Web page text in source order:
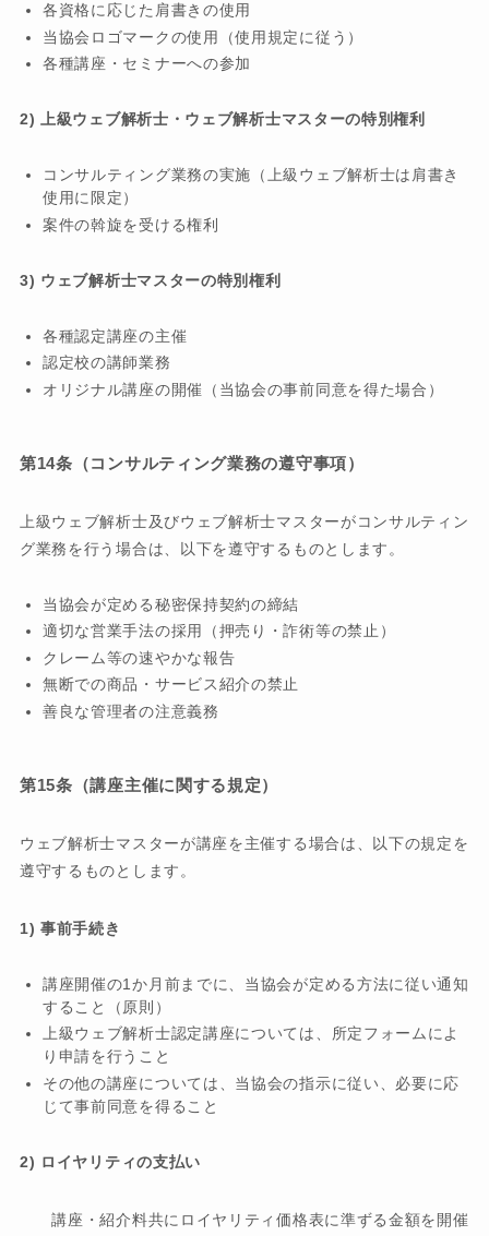
各資格に応じた肩書きの使用
当協会ロゴマークの使用（使用規定に従う）
各種講座・セミナーへの参加
2) 上級ウェブ解析士・ウェブ解析士マスターの特別権利
コンサルティング業務の実施（上級ウェブ解析士は肩書き
使用に限定）
案件の斡旋を受ける権利
3) ウェブ解析士マスターの特別権利
各種認定講座の主催
認定校の講師業務
オリジナル講座の開催（当協会の事前同意を得た場合）
第14条（コンサルティング業務の遵守事項）
上級ウェブ解析士及びウェブ解析士マスターがコンサルティン
グ業務を行う場合は、以下を遵守するものとします。
当協会が定める秘密保持契約の締結
適切な営業手法の採用（押売り・詐術等の禁止）
クレーム等の速やかな報告
無断での商品・サービス紹介の禁止
善良な管理者の注意義務
第15条（講座主催に関する規定）
ウェブ解析士マスターが講座を主催する場合は、以下の規定を
遵守するものとします。
1) 事前手続き
講座開催の1か月前までに、当協会が定める方法に従い通知
すること（原則）
上級ウェブ解析士認定講座については、所定フォームによ
り申請を行うこと
その他の講座については、当協会の指示に従い、必要に応
じて事前同意を得ること
2) ロイヤリティの支払い
講座・紹介料共にロイヤリティ価格表に準ずる金額を開催